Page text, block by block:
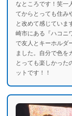
なところです！笑一
てからとっても住み
と改めて感じていま
崎市にある『ハコニ
で友人とキーホルダ
ました。自分で色を
とっても楽しかった
ットです！！